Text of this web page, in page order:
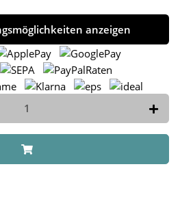
anzeigen